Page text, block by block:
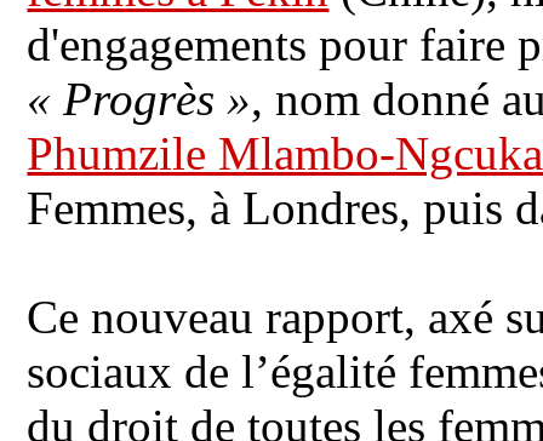
d'engagements pour faire
« Progrès », nom donné
Phumzile Mlambo-Ngcuka
Femmes, à Londres, puis
Ce nouveau rapport, axé
sociaux de l’égalité
du droit de toutes les